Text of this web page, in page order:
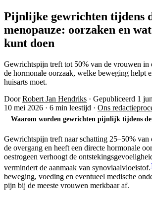
Pijnlijke gewrichten tijdens
menopauze: oorzaken en
kunt doen
Gewrichtspijn treft tot 50% van de vrouwen in
de hormonale oorzaak, welke beweging helpt
huisarts moet.
DoorRobert Jan Hendriks · Gepubliceerd 1
10 mei 2026 · 6 min leestijd · Ons
Waarom worden gewrichten pijnlijk tijdens de
Gewrichtspijn treft naar schatting 25–50% van
de overgang en heeft een directe hormonale
oestrogeen verhoogt de
vermindert de aanmaak van synoviaalvloeistof.1
beweging, voeding en eventueel medische
pijn bij de meeste vrouwen merkbaar af.